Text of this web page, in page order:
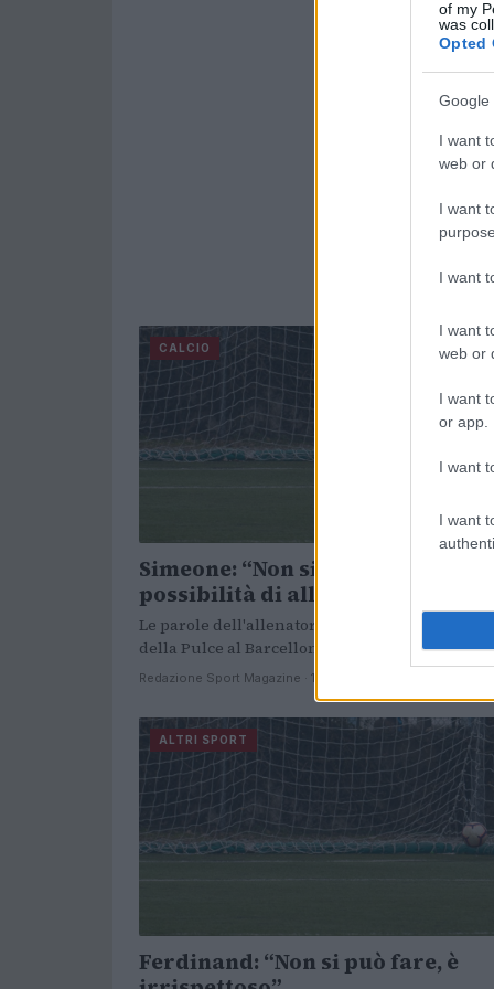
of my
was
Opted
Google
I want
web or
I want
I want
I want
web or
I want
or app.
I want
I want
CALCIO
Simeone: “Non si sono create le
possibilità di allenare Messi”
Le parole dell'allenatore argentino sull'addio
della Pulce al Barcellona.
Redazione Sport Magazine · 13 Ott 2021
ALTRI SPORT
Ferdinand: “Non si può fare, è